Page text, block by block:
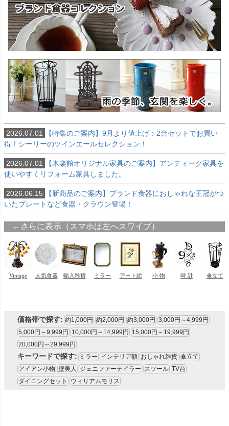
2026.07.01
【特集のご案内】9月より値上げ：2台セットでお買い
得！シーリーのツインエールセレクション！
2026.07.01
【木楽館オリジナル家具のご案内】アンティーク家具を
使いやすくリフォーム家具しました。
2026.06.15
【新商品のご案内】ブランド食器におしゃれな王冠がつ
いたプレートなど食器・クラウン登場！
価格帯で探す: 約1,000円 約2,000円 約3,000円 3,000円～4,999円
5,000円～9,999円
10,000円～14,999円
15,000円～19,999円
20,000円～29,999円
キーワードで探す: ミラー インテリア額 おしゃれ雑貨 傘立て
アイアン小物 壁美人 ジェニファーテイラー スツール TV台
ダイニングセット
ウィリアムモリス